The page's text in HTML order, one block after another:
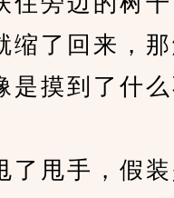
缩了回来，
是摸到了什
甩手，假装